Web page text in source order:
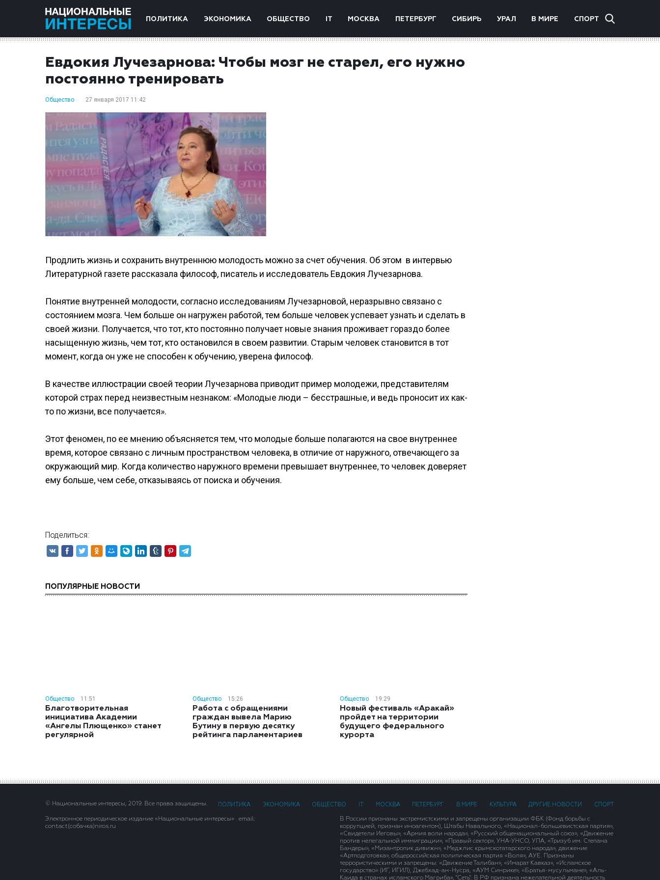
ПОЛИТИКА ЭКОНОМИКА ОБЩЕСТВО IT МОСКВА ПЕТЕРБУРГ СИБИРЬ УРАЛ В МИРЕ СПОРТ
Евдокия Лучезарнова: Чтобы мозг не старел, его нужно
постоянно тренировать
Общество 27 января 2017 11:42
Продлить жизнь и сохранить внутреннюю молодость можно за счет обучения. Об этом в интервью
Литературной газете рассказала философ, писатель и исследователь Евдокия Лучезарнова.
Понятие внутренней молодости, согласно исследованиям Лучезарновой, неразрывно связано с
состоянием мозга. Чем больше он нагружен работой, тем больше человек успевает узнать и сделать в
своей жизни. Получается, что тот, кто постоянно получает новые знания проживает гораздо более
насыщенную жизнь, чем тот, кто остановился в своем развитии. Старым человек становится в тот
момент, когда он уже не способен к обучению, уверена философ.
В качестве иллюстрации своей теории Лучезарнова приводит пример молодежи, представителям
которой страх перед неизвестным незнаком: «Молодые люди – бесстрашные, и ведь проносит их как-
то по жизни, все получается».
Этот феномен, по ее мнению объясняется тем, что молодые больше полагаются на свое внутреннее
время, которое связано с личным пространством человека, в отличие от наружного, отвечающего за
окружающий мир. Когда количество наружного времени превышает внутреннее, то человек доверяет
ему больше, чем себе, отказываясь от поиска и обучения.
Поделиться:
ПОПУЛЯРНЫЕ НОВОСТИ
Общество 11:51
Благотворительная
инициатива Академии
«Ангелы Плющенко» станет
регулярной
Общество 15:26
Работа с обращениями
граждан вывела Марию
Бутину в первую десятку
рейтинга парламентариев
Общество 19:29
Новый фестиваль «Аракай»
пройдет на территории
будущего федерального
курорта
© Национальные интересы, 2019. Все права защищены. ПОЛИТИКА ЭКОНОМИКА ОБЩЕСТВО МОСКВА ПЕТЕРБУРГ В МИРЕ КУЛЬТУРА ДРУГИЕ НОВОСТИ СПОРТ
Электронное периодическое издание «Национальные интересы» . email:
contact(сoбaчка)niros.ru
В России признаны экстремистскими и запрещены организации ФБК (Фонд борьбы с
коррупцией, признан иноагентом), Штабы Навального, «Национал-большевистская партия»,
«Свидетели Иеговы», «Армия воли народа», «Русский общенациональный союз», «Движение
против нелегальной иммиграции», «Правый сектор», УНА-УНСО, УПА, «Тризуб им. Степана
Бандеры», «Мизантропик дивижн», «Меджлис крымскотатарского народа», движение
«Артподготовка», общероссийская политическая партия «Воля», АУЕ. Признаны
террористическими и запрещены: «Движение Талибан», «Имарат Кавказ», «Исламское
государство» (ИГ, ИГИЛ), Джебхад-ан-Нусра, «АУМ Синрике», «Братья-мусульмане», «Аль-
Каида в странах исламского Магриба», "Сеть". В РФ признана нежелательной деятельность